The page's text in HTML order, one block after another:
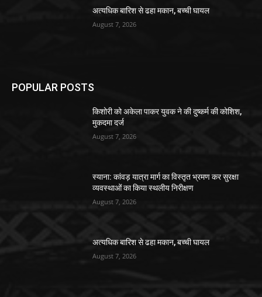
अत्यधिक बारिश से ढहा मकान, बच्ची घायल
August 7, 2026
POPULAR POSTS
किशोरी को अकेला पाकर युवक ने की दुष्कर्म की कोशिश,
मुकदमा दर्ज
August 7, 2026
स्याना: कांवड़ यात्रा मार्ग का विस्तृत भ्रमण कर सुरक्षा
व्यवस्थाओं का किया स्थलीय निरीक्षण
August 7, 2026
अत्यधिक बारिश से ढहा मकान, बच्ची घायल
August 7, 2026